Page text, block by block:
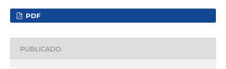
PDF
PUBLICADO